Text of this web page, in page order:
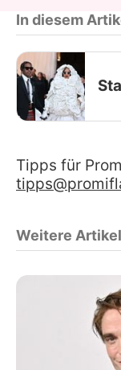
In diesem
Tipps für
Weitere